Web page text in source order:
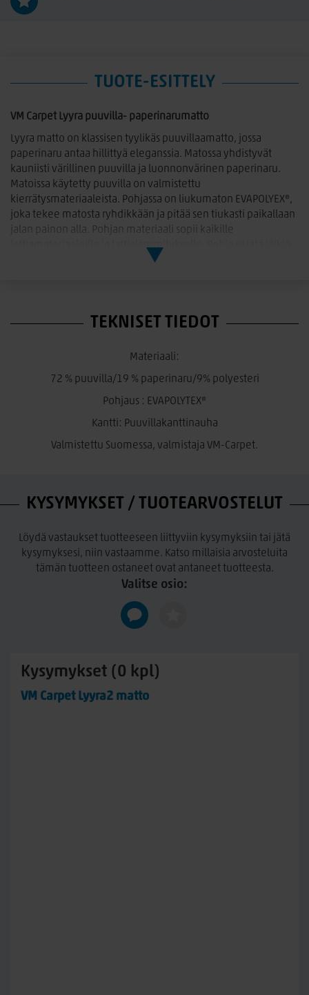
TUOTE-ESITTELY
VM Carpet Lyyra puuvilla- paperinarumatto
Lyyra matto on klassisen tyylikäs puuvillaamatto, jossa
paperinaru antaa hillittyä eleganssia. Matossa yhdistyvät
kauniisti värillinen puuvilla ja luonnonvärinen paperinaru.
Matoissa käytetty puuvilla on valmistettu
kierrätysmateriaaleista. Pohjassa on liukumaton EVAPOLYEX®,
joka tekee matosta ryhdikkään ja pitää sen tiukasti paikallaan
jalan painon alla. Pohjan materiaali sopii kaikille
lattiamateriaaleille ja lattialämmitykselle. Pohja ei jätä jälkiä
lattiaan, on hajuton ja kierrätettävä.
tuoreeltaan puhtaalla, kostealla liinalla. Ei saa hangata.
tasovesipesu max. +30°C miedolla hienopesuaineliuoksella.
Ei liotusta tai hankausta. Huolellinen huuhtelu runsaalla
vedellä. Ylimääräinen vesi poistetaan esim. telapuristimella.
Matto muotoillaan kosteana ja kuivatetaan ilmavasti tasossa.
Ei saa taittaa.
TEKNISET TIEDOT
Materiaali:
72 % puuvilla/19 % paperinaru/9% polyesteri
Pohjaus : EVAPOLYTEX®
Kantti: Puuvillakanttinauha
Valmistettu Suomessa, valmistaja VM-Carpet.
KYSYMYKSET / TUOTEARVOSTELUT
Löydä vastaukset tuotteeseen liittyviin kysymyksiin tai jätä
kysymyksesi, niin vastaamme. Katso millaisia arvosteluita
tämän tuotteen ostaneet ovat antaneet tuotteesta.
Valitse osio:
Kysymykset (0 kpl)
VM Carpet Lyyra2 matto